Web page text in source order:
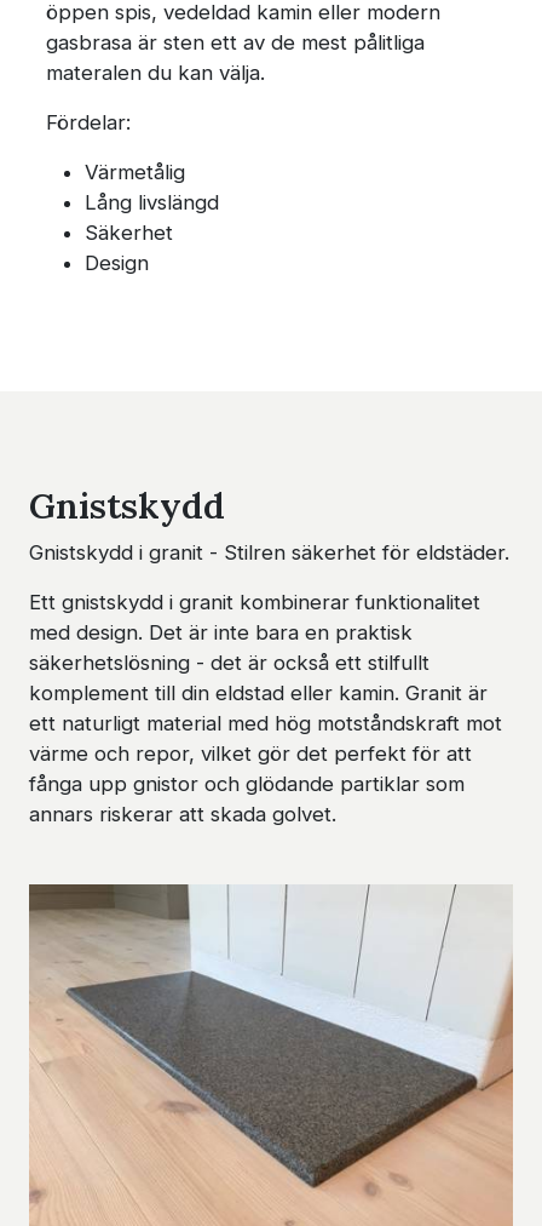
öppen spis, vedeldad kamin eller modern
gasbrasa är sten ett av de mest pålitliga
materalen du kan välja.
Fördelar:
Värmetålig
Lång livslängd
Säkerhet
Design
Gnistskydd
Gnistskydd i granit - Stilren säkerhet för eldstäder.
Ett gnistskydd i granit kombinerar funktionalitet
med design. Det är inte bara en praktisk
säkerhetslösning - det är också ett stilfullt
komplement till din eldstad eller kamin. Granit är
ett naturligt material med hög motståndskraft mot
värme och repor, vilket gör det perfekt för att
fånga upp gnistor och glödande partiklar som
annars riskerar att skada golvet.